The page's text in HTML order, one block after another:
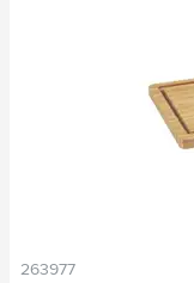
263977